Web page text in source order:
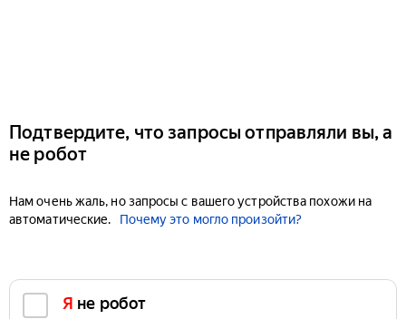
Подтвердите, что запросы отправляли вы, а
не робот
Нам очень жаль, но запросы с вашего устройства похожи на
автоматические.
Почему это могло произойти?
Я не робот